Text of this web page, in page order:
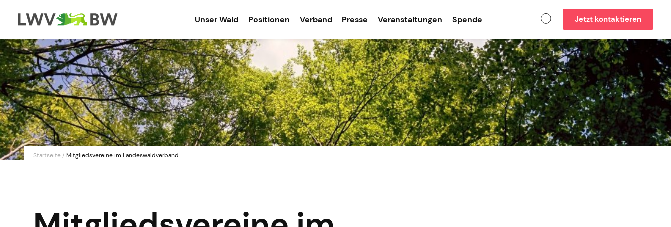
Unser Wald Positionen Verband Presse Veranstaltungen Spende Jetzt kontaktieren
Startseite /Mitgliedsvereine im Landeswaldverband